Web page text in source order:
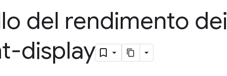
del rendimento
display